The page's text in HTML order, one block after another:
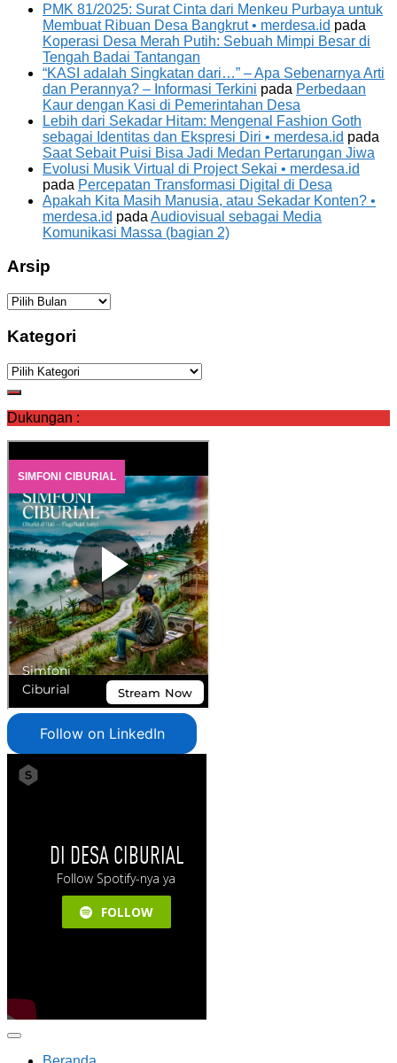
PMK 81/2025: Surat Cinta dari Menkeu Purbaya untuk
Membuat Ribuan Desa Bangkrut • merdesa.id pada
Koperasi Desa Merah Putih: Sebuah Mimpi Besar di
Tengah Badai Tantangan
“KASI adalah Singkatan dari…” – Apa Sebenarnya Arti
dan Perannya? – Informasi Terkini pada Perbedaan
Kaur dengan Kasi di Pemerintahan Desa
Lebih dari Sekadar Hitam: Mengenal Fashion Goth
sebagai Identitas dan Ekspresi Diri • merdesa.id pada
Saat Sebait Puisi Bisa Jadi Medan Pertarungan Jiwa
Evolusi Musik Virtual di Project Sekai • merdesa.id
pada Percepatan Transformasi Digital di Desa
Apakah Kita Masih Manusia, atau Sekadar Konten? •
merdesa.id pada Audiovisual sebagai Media
Komunikasi Massa (bagian 2)
Arsip
Arsip
Kategori
Kategori
Dukungan :
Follow on LinkedIn